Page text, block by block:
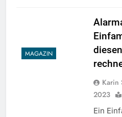
MAGAZIN
Karin
2023
Ein